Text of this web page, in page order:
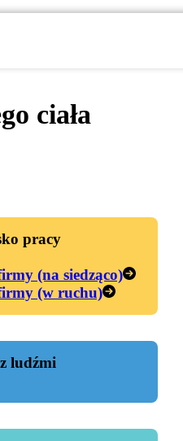
ciała
pracy
(na siedząco)
(w ruchu)
ludźmi